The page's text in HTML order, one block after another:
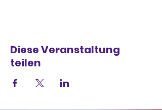
Diese Veranstaltung
teilen